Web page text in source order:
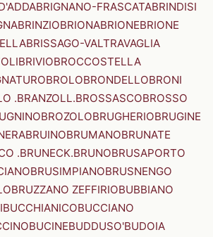
BRIGNANO-FRASCATABRINDISI
BRINZIOBRIONABRIONEBRIONE
BRISSAGO-VALTRAVAGLIA
BRIVIOBROCCOSTELLA
BROLOBRONDELLOBRONI
.BRANZOLL.BROSSASCOBROSSO
BROZOLOBRUGHERIOBRUGINE
BRUINOBRUMANOBRUNATE
.BRUNECK.BRUNOBRUSAPORTO
BRUSIMPIANOBRUSNENGO
BRUZZANO ZEFFIRIOBUBBIANO
BUCCHIANICOBUCCIANO
BUCINEBUDDUSO'BUDOIA